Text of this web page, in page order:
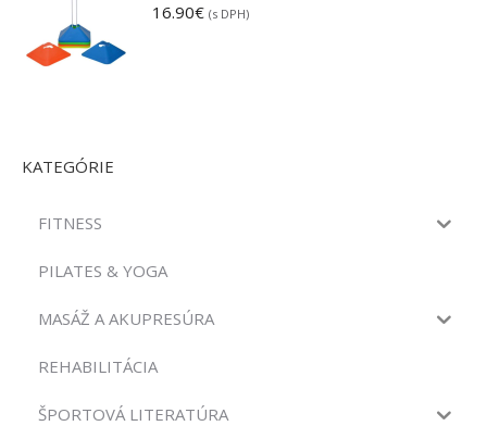
16.90€ (s DPH)
KATEGÓRIE
FITNESS
PILATES & YOGA
MASÁŽ A AKUPRESÚRA
REHABILITÁCIA
ŠPORTOVÁ LITERATÚRA